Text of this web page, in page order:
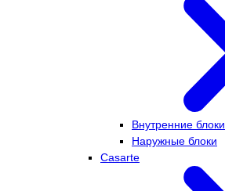
Внутренние блоки
Наружные блоки
Casarte